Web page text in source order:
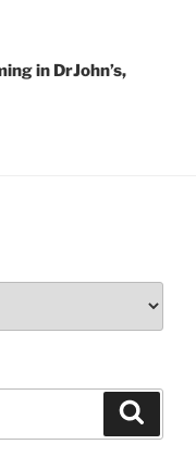
in DrJohn’s,